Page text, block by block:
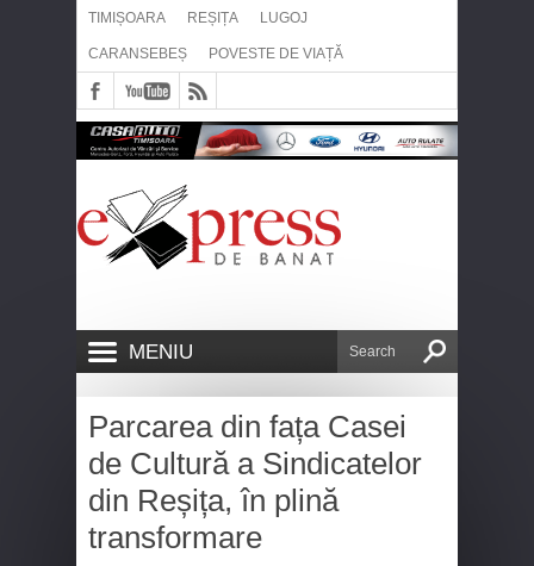
TIMIȘOARA REȘIȚA LUGOJ
CARANSEBEȘ POVESTE DE VIAȚĂ
MENIU
Parcarea din fața Casei
de Cultură a Sindicatelor
din Reșița, în plină
transformare